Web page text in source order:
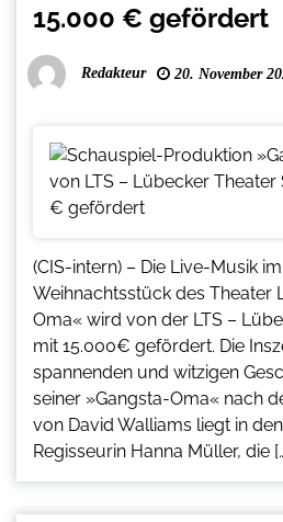
15.000 € gefördert
Redakteur 20. November
(CIS-intern) – Die Live-Musik
Weihnachtsstück des Theater
Oma« wird von der LTS –
mit 15.000€ gefördert. Die
spannenden und witzigen
seiner »Gangsta-Oma« nach
von David Walliams liegt in
Regisseurin Hanna Müller, die